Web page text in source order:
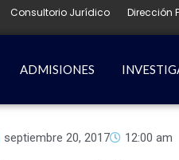
Consultorio Jurídico Dirección
ADMISIONES
septiembre 20, 2017 12:00 am